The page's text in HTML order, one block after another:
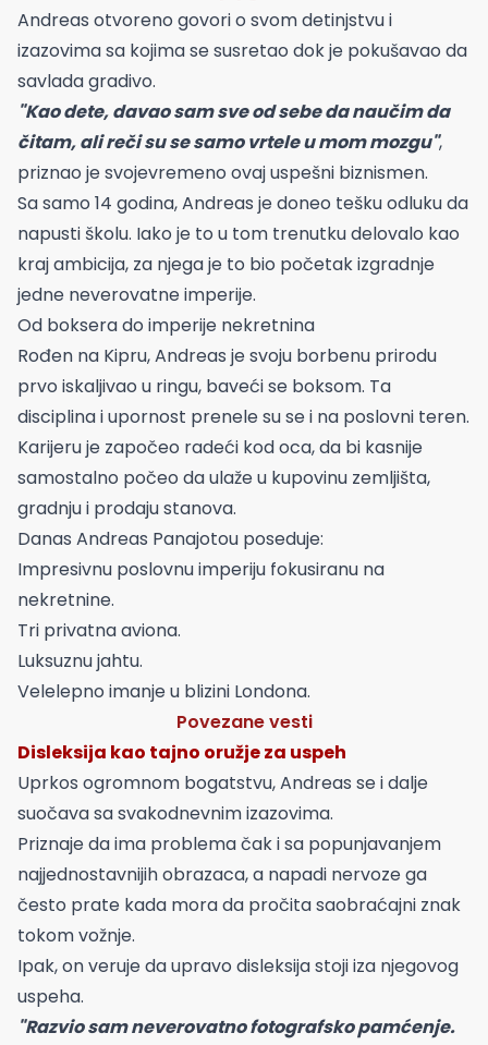
Andreas otvoreno govori o svom detinjstvu i
izazovima sa kojima se susretao dok je pokušavao da
savlada gradivo.
"Kao dete, davao sam sve od sebe da naučim da
čitam, ali reči su se samo vrtele u mom mozgu",
priznao je svojevremeno ovaj uspešni biznismen.
Sa samo 14 godina, Andreas je doneo tešku odluku da
napusti školu. Iako je to u tom trenutku delovalo kao
kraj ambicija, za njega je to bio početak izgradnje
jedne neverovatne imperije.
Od boksera do imperije nekretnina
Rođen na Kipru, Andreas je svoju borbenu prirodu
prvo iskaljivao u ringu, baveći se boksom. Ta
disciplina i upornost prenele su se i na poslovni teren.
Karijeru je započeo radeći kod oca, da bi kasnije
samostalno počeo da ulaže u kupovinu zemljišta,
gradnju i prodaju stanova.
Danas Andreas Panajotou poseduje:
Impresivnu poslovnu imperiju fokusiranu na
nekretnine.
Tri privatna aviona.
Luksuznu jahtu.
Velelepno imanje u blizini Londona.
Povezane vesti
Disleksija kao tajno oružje za uspeh
Uprkos ogromnom bogatstvu, Andreas se i dalje
suočava sa svakodnevnim izazovima.
Priznaje da ima problema čak i sa popunjavanjem
najjednostavnijih obrazaca, a napadi nervoze ga
često prate kada mora da pročita saobraćajni znak
tokom vožnje.
Ipak, on veruje da upravo disleksija stoji iza njegovog
uspeha.
"Razvio sam neverovatno fotografsko pamćenje.